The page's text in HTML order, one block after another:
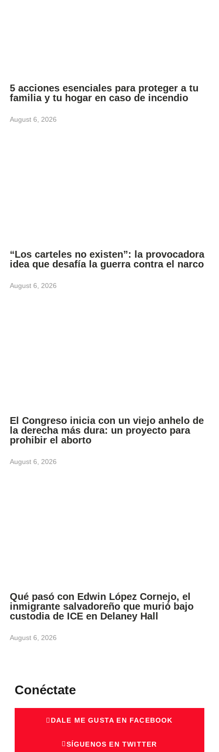
5 acciones esenciales para proteger a tu
familia y tu hogar en caso de incendio
August 6, 2026
“Los carteles no existen”: la provocadora
idea que desafía la guerra contra el narco
August 6, 2026
El Congreso inicia con un viejo anhelo de
la derecha más dura: un proyecto para
prohibir el aborto
August 6, 2026
Qué pasó con Edwin López Cornejo, el
inmigrante salvadoreño que murió bajo
custodia de ICE en Delaney Hall
August 6, 2026
Conéctate
DALE ME GUSTA EN FACEBOOK
SÍGUENOS EN TWITTER